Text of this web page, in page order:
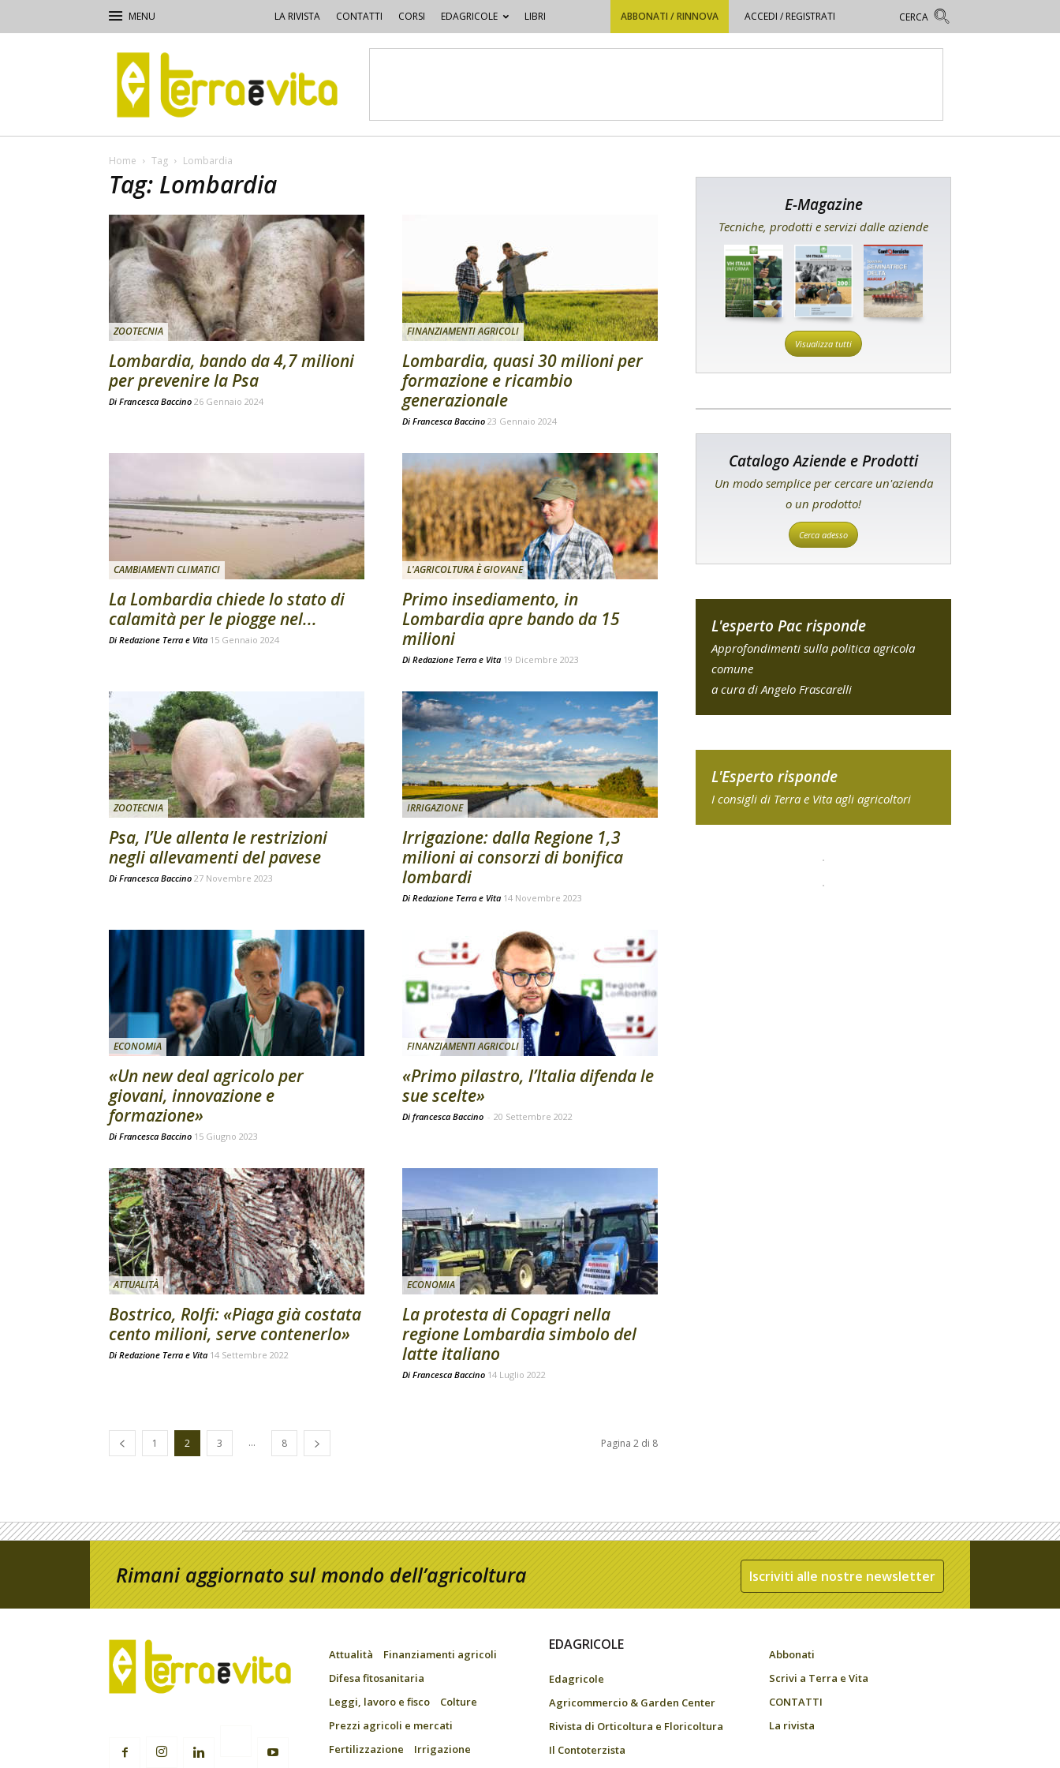
LA RIVISTA CONTATTI CORSI EDAGRICOLE LIBRI ABBONATI / RINNOVA ACCEDI / REGISTRATI
Terra
e
Vita
Home Tag Lombardia
Tag: Lombardia
ZOOTECNIA
Lombardia, bando da 4,7 milioni
per prevenire la Psa
Di Francesca Baccino 26 Gennaio 2024
FINANZIAMENTI AGRICOLI
Lombardia, quasi 30 milioni per
formazione e ricambio
generazionale
Di Francesca Baccino 23 Gennaio 2024
CAMBIAMENTI CLIMATICI
La Lombardia chiede lo stato di
calamità per le piogge nel...
Di Redazione Terra e Vita 15 Gennaio 2024
L'AGRICOLTURA È GIOVANE
Primo insediamento, in
Lombardia apre bando da 15
milioni
Di Redazione Terra e Vita 19 Dicembre 2023
ZOOTECNIA
Psa, l’Ue allenta le restrizioni
negli allevamenti del pavese
Di Francesca Baccino 27 Novembre 2023
IRRIGAZIONE
Irrigazione: dalla Regione 1,3
milioni ai consorzi di bonifica
lombardi
Di Redazione Terra e Vita 14 Novembre 2023
ECONOMIA
«Un new deal agricolo per
giovani, innovazione e
formazione»
Di Francesca Baccino 15 Giugno 2023
FINANZIAMENTI AGRICOLI
«Primo pilastro, l’Italia difenda le
sue scelte»
Di francesca Baccino - 20 Settembre 2022
ATTUALITÀ
Bostrico, Rolfi: «Piaga già costata
cento milioni, serve contenerlo»
Di Redazione Terra e Vita 14 Settembre 2022
ECONOMIA
La protesta di Copagri nella
regione Lombardia simbolo del
latte italiano
Di Francesca Baccino 14 Luglio 2022
1 2 3 ... 8 Pagina 2 di 8
E-Magazine
Tecniche, prodotti e servizi dalle aziende
Visualizza tutti
Catalogo Aziende e Prodotti
Un modo semplice per cercare un'azienda
o un prodotto!
Cerca adesso
L'esperto Pac risponde
Approfondimenti sulla politica agricola
comune
a cura di Angelo Frascarelli
L'Esperto risponde
I consigli di Terra e Vita agli agricoltori
Rimani aggiornato sul mondo dell’agricoltura Iscriviti alle nostre newsletter
Attualità
Finanziamenti agricoli
Difesa fitosanitaria
Leggi, lavoro e fisco
Colture
Prezzi agricoli e mercati
Fertilizzazione
Irrigazione
EDAGRICOLE
Edagricole
Agricommercio & Garden Center
Rivista di Orticoltura e Floricoltura
Il Contoterzista
Abbonati
Scrivi a Terra e Vita
CONTATTI
La rivista